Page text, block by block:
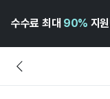
수수료 최대 90% 지